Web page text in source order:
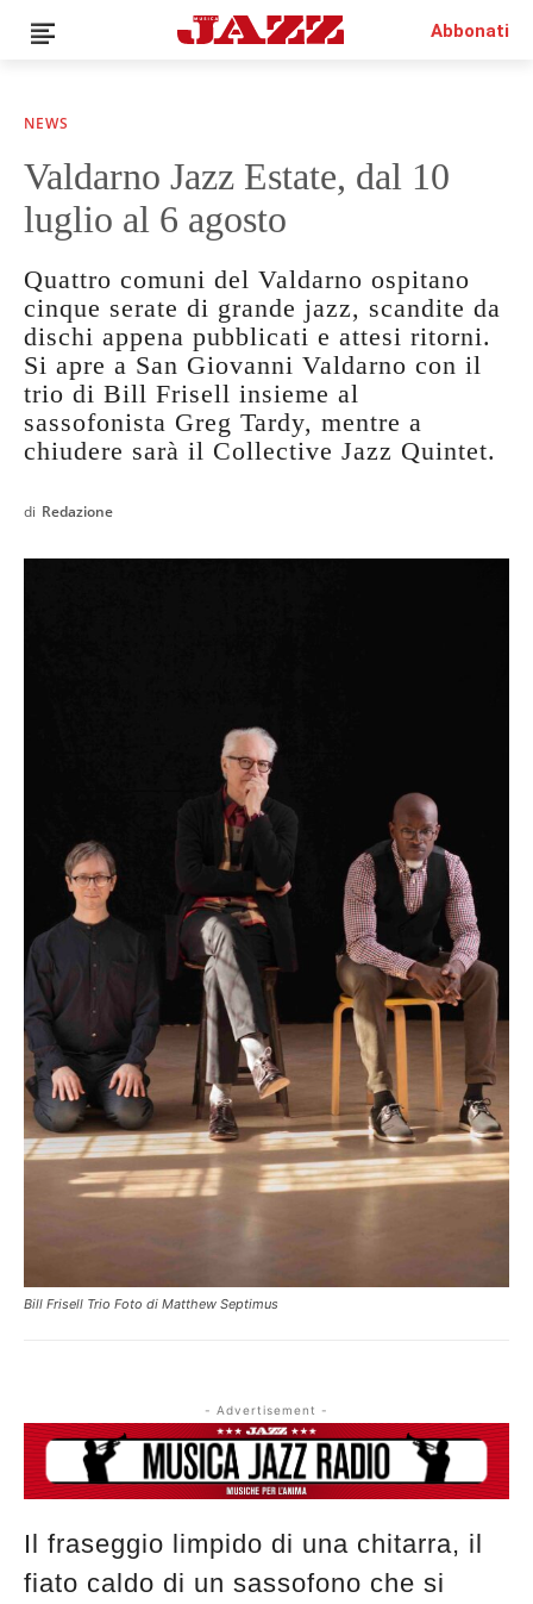
News
Interviste
Rubriche
Top Jazz
Radio
Negozio
Area riservata
Italiano
Musica Jazz di luglio 2026 è in
Abbonati
NEWS
Valdarno Jazz Estate, dal 10
luglio al 6 agosto
Quattro comuni del Valdarno ospitano
cinque serate di grande jazz, scandite da
dischi appena pubblicati e attesi ritorni.
Si apre a San Giovanni Valdarno con il
trio di Bill Frisell insieme al
sassofonista Greg Tardy, mentre a
chiudere sarà il Collective Jazz Quintet.
di Redazione
Bill Frisell Trio Foto di Matthew Septimus
- Advertisement -
Il fraseggio limpido di una chitarra, il
fiato caldo di un sassofono che si